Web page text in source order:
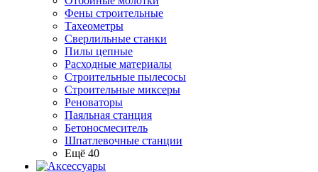
Фены строительные
Тахеометры
Сверлильные станки
Пилы цепные
Расходные материалы
Строительные пылесосы
Строительные миксеры
Реноваторы
Паяльная станция
Бетоносмеситель
Шпатлевочные станции
Ещё 40